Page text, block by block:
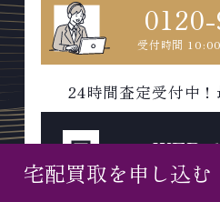
受付時間
24時間査定受付中！
WEB
宅配買取を申し込む